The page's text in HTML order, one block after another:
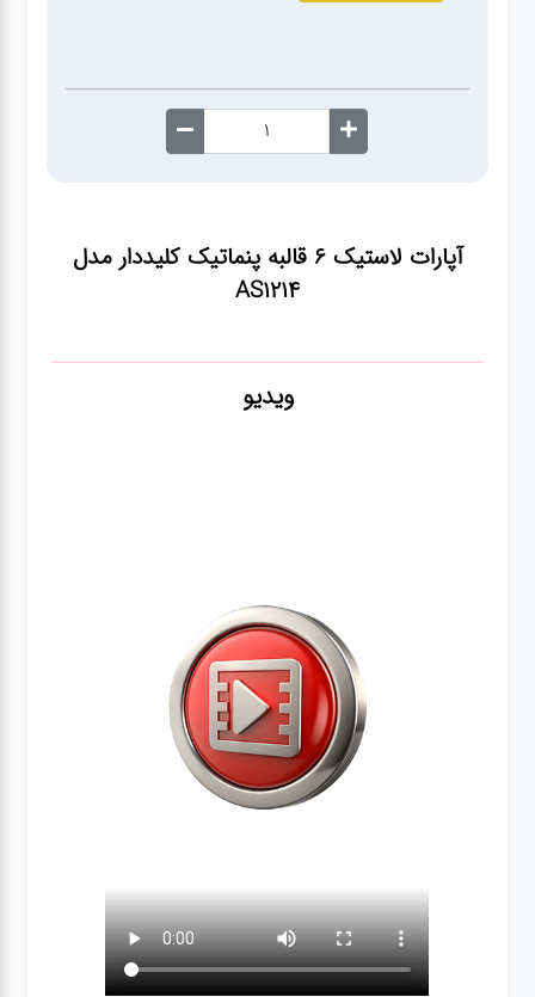
معاینه
آپارات لاستیک 6 قالبه پنماتیک کلیددار مدل
AS1214
ویدیو